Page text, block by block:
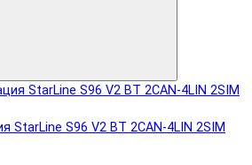
StarLine S96 V2 BT 2CAN-4LIN 2SIM